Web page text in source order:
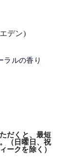
デン)
ルの香り
だくと、最短
（日曜日、祝
ークを除く）